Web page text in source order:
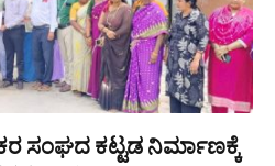
ಸಂಘದ ಕಟ್ಟಡ ನಿರ್ಮಾಣಕ್ಕೆ